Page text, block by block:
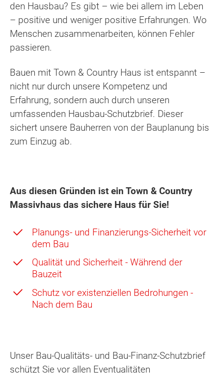
den Hausbau? Es gibt – wie bei allem im Leben
– positive und weniger positive Erfahrungen. Wo
Menschen zusammenarbeiten, können Fehler
passieren.
Bauen mit Town & Country Haus ist entspannt –
nicht nur durch unsere Kompetenz und
Erfahrung, sondern auch durch unseren
umfassenden Hausbau-Schutzbrief. Dieser
sichert unsere Bauherren von der Bauplanung bis
zum Einzug ab.
Aus diesen Gründen ist ein Town & Country
Massivhaus das sichere Haus für Sie!
Planungs- und Finanzierungs-Sicherheit vor
dem Bau
Qualität und Sicherheit - Während der
Bauzeit
Schutz vor existenziellen Bedrohungen -
Nach dem Bau
Unser Bau-Qualitäts- und Bau-Finanz-Schutzbrief
schützt Sie vor allen Eventualitäten